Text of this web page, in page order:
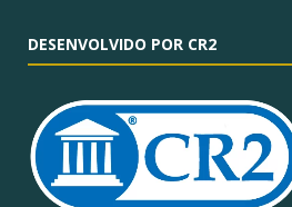
DESENVOLVIDO POR CR2